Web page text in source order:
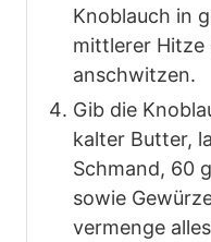
Knoblauch in
mittlerer Hitze
anschwitzen.
Gib die
kalter Butter,
Schmand, 60
sowie
vermenge